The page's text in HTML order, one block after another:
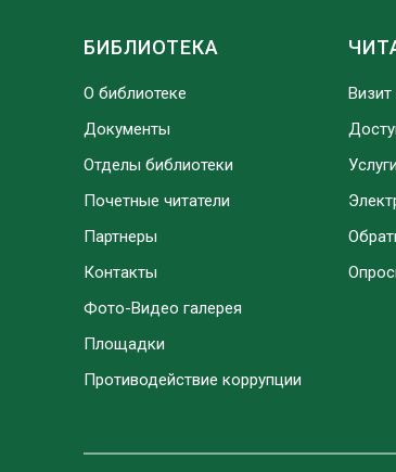
БИБЛИОТЕКА
О библиотеке
Документы
Отделы библиотеки
Почетные читатели
Партнеры
Контакты
Фото-Видео галерея
Площадки
Противодействие коррупции
Визит
Услуги